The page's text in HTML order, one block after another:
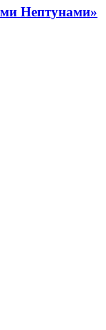
Нептунами»